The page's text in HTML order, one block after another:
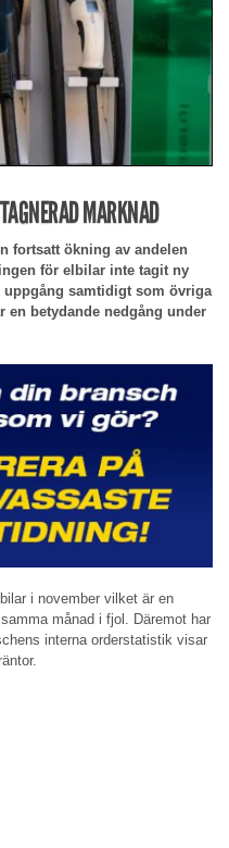
MARKNAD
fortsatt ökning av andelen
för elbilar inte tagit ny
uppgång samtidigt som övriga
en betydande nedgång under
i november vilket är en
månad i fjol. Däremot har
interna orderstatistik visar